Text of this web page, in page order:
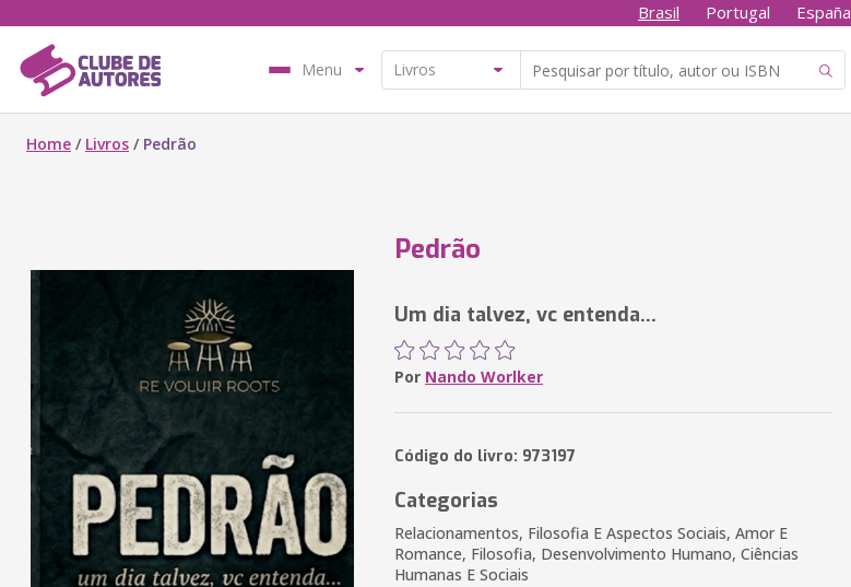
Brasil Portugal España
Menu
Home / Livros / Pedrão
Pedrão
Um dia talvez, vc entenda...
Por Nando Worlker
Código do livro: 973197
Categorias
Relacionamentos, Filosofia E Aspectos Sociais, Amor E
Romance, Filosofia, Desenvolvimento Humano, Ciências
Humanas E Sociais